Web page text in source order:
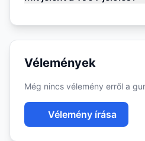
Vélemények
Még nincs vélemény erről a
Vélemény írása